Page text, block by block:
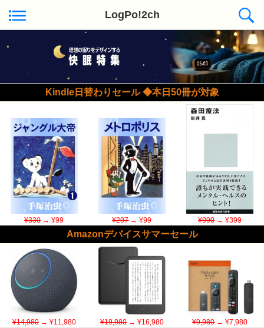
LogPo!2ch
Kindle日替わりセール ◆本日50冊が対象
¥330→ ¥99 ¥297→ ¥99 ¥990→ ¥399
Amazonデバイスサマーセール
¥14,980→ ¥11,980 ¥19,980→ ¥16,980 ¥9,980→ ¥7,980